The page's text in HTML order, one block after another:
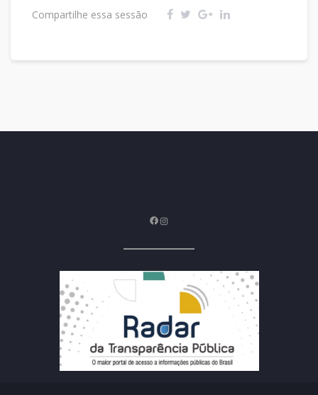
Compartilhe essa sessão
Facebook